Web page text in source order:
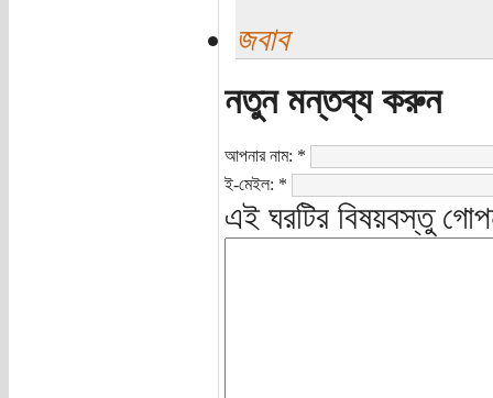
জবাব
নতুন মন্তব্য করুন
আপনার নাম: *
ই-মেইল: *
এই ঘরটির বিষয়বস্তু